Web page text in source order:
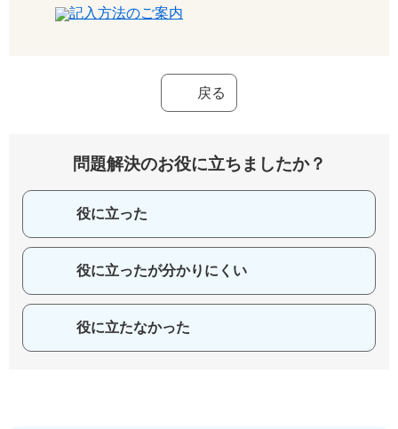
記入方法のご案内
戻る
問題解決のお役に立ちましたか？
役に立った
役に立ったが分かりにくい
役に立たなかった